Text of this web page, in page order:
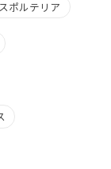
スポルテリア